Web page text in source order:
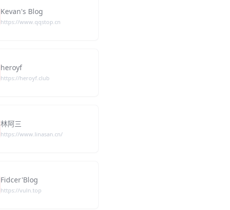
Kevan's Blog
https://www.qqstop.cn
heroyf
https://heroyf.club
林阿三
https://www.linasan.cn/
Fidcer'Blog
https://vuln.top